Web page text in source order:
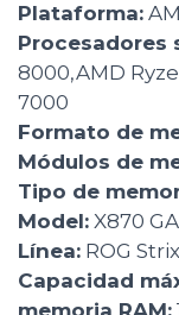
Plataforma:
Procesadores
8000,AMD
7000
Formato de
Módulos de
Tipo de
Model: X870
Línea: ROG Strix
Capacidad